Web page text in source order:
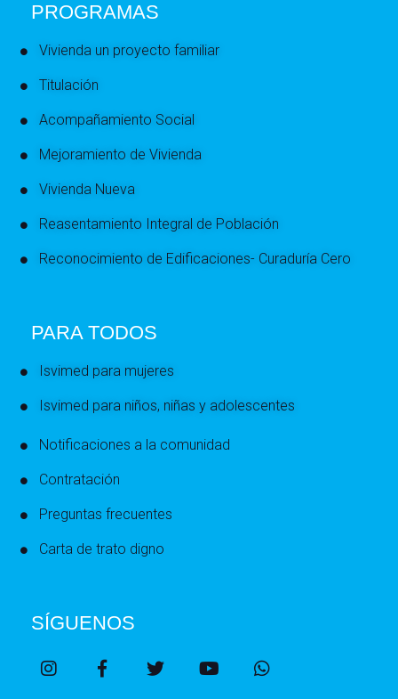
PROGRAMAS
Vivienda un proyecto familiar
Titulación
Acompañamiento Social
Mejoramiento de Vivienda
Vivienda Nueva
Reasentamiento Integral de Población
Reconocimiento de Edificaciones- Curaduría Cero
PARA TODOS
Isvimed para mujeres
Isvimed para niños, niñas y adolescentes
Notificaciones a la comunidad
Contratación
Preguntas frecuentes
Carta de trato digno
SÍGUENOS